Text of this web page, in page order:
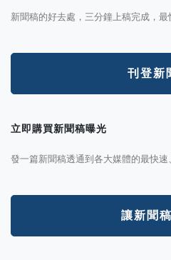
新聞稿的好去處，三分鐘上稿完成，最
刊登新
立即購買新聞稿曝光
發一篇新聞稿透通到各大媒體的最快速
讓新聞